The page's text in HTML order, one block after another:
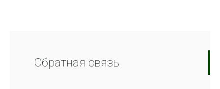
Обратная связь